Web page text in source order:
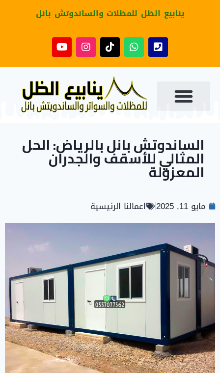
ينابيع الظل للمظلات والساندوتش بانل
الساندوتش بانل بالرياض: الحل
المثالي للأسقف والجدران
المعزولة
مايو 11, 2025 اعمالنا الرئيسية